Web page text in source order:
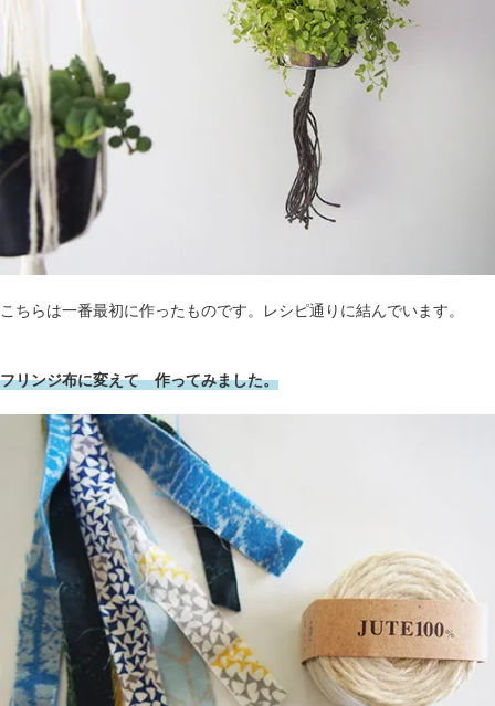
こちらは一番最初に作ったものです。レシピ通りに結んでいます。
フリンジ布に変えて 作ってみました。